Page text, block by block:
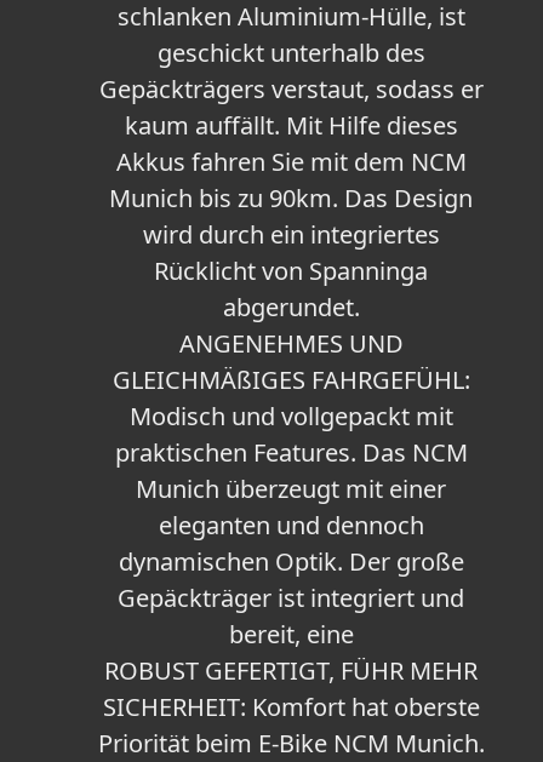
schlanken Aluminium-Hülle, ist
geschickt unterhalb des
Gepäckträgers verstaut, sodass er
kaum auffällt. Mit Hilfe dieses
Akkus fahren Sie mit dem NCM
Munich bis zu 90km. Das Design
wird durch ein integriertes
Rücklicht von Spanninga
abgerundet.
ANGENEHMES UND
GLEICHMÄßIGES FAHRGEFÜHL:
Modisch und vollgepackt mit
praktischen Features. Das NCM
Munich überzeugt mit einer
eleganten und dennoch
dynamischen Optik. Der große
Gepäckträger ist integriert und
bereit, eine
ROBUST GEFERTIGT, FÜHR MEHR
SICHERHEIT: Komfort hat oberste
Priorität beim E-Bike NCM Munich.